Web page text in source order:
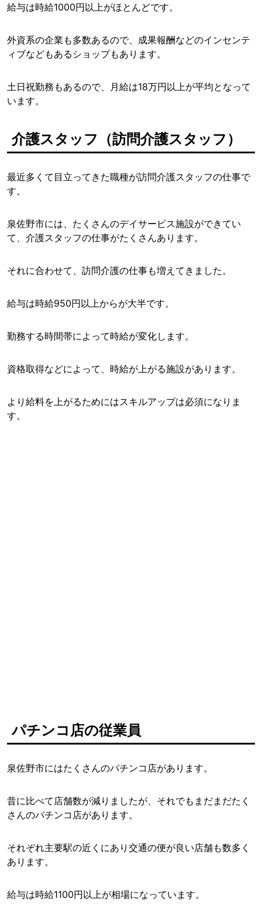
給与は時給1000円以上がほとんどです。
外資系の企業も多数あるので、成果報酬などのインセンテ
ィブなどもあるショップもあります。
土日祝勤務もあるので、月給は18万円以上が平均となって
います。
介護スタッフ（訪問介護スタッフ）
最近多くて目立ってきた職種が訪問介護スタッフの仕事で
す。
泉佐野市には、たくさんのデイサービス施設ができてい
て、介護スタッフの仕事がたくさんあります。
それに合わせて、訪問介護の仕事も増えてきました。
給与は時給950円以上からが大半です。
勤務する時間帯によって時給が変化します。
資格取得などによって、時給が上がる施設があります。
より給料を上がるためにはスキルアップは必須になりま
す。
パチンコ店の従業員
泉佐野市にはたくさんのパチンコ店があります。
昔に比べて店舗数が減りましたが、それでもまだまだたく
さんのパチンコ店があります。
それぞれ主要駅の近くにあり交通の便が良い店舗も数多く
あります。
給与は時給1100円以上が相場になっています。